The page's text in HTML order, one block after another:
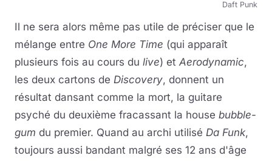
Daft Punk
Il ne sera alors même pas utile de préciser que le
mélange entre One More Time (qui apparaît
plusieurs fois au cours du live) et Aerodynamic,
les deux cartons de Discovery, donnent un
résultat dansant comme la mort, la guitare
psyché du deuxième fracassant la house bubble-
gum du premier. Quand au archi utilisé Da Funk,
toujours aussi bandant malgré ses 12 ans d'âge